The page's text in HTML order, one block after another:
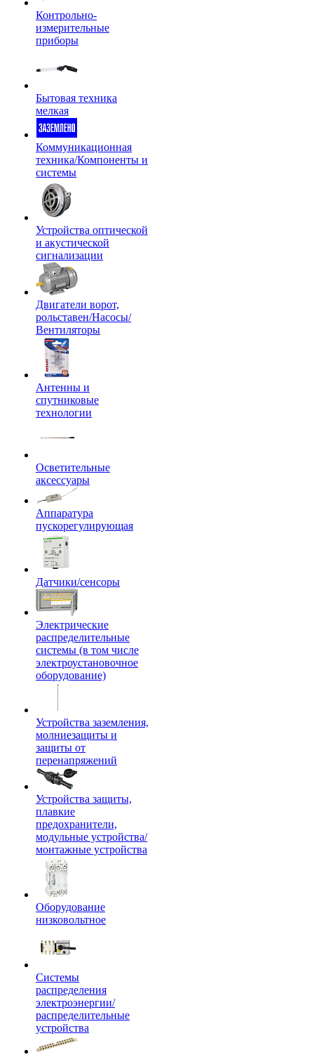
Контрольно-
измерительные
приборы
Бытовая техника
мелкая
Коммуникационная
техника/Компоненты и
системы
Устройства оптической
и акустической
сигнализации
Двигатели ворот,
рольставен/Насосы/
Вентиляторы
Антенны и
спутниковые
технологии
Осветительные
аксессуары
Аппаратура
пускорегулирующая
Датчики/сенсоры
Электрические
распределительные
системы (в том числе
электроустановочное
оборудование)
Устройства заземления,
молниезащиты и
защиты от
перенапряжений
Устройства защиты,
плавкие
предохранители,
модульные устройства/
монтажные устройства
Оборудование
низковольтное
Системы
распределения
электроэнергии/
распределительные
устройства